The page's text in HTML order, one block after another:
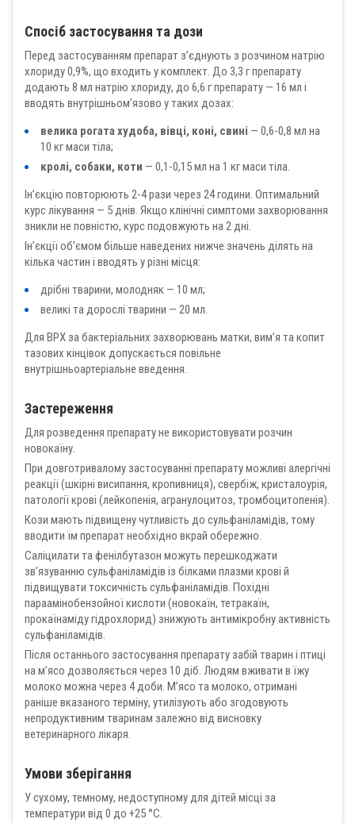
Спосіб застосування та дози
Перед застосуванням препарат з’єднують з розчином натрію
хлориду 0,9%, що входить у комплект. До 3,3 г препарату
додають 8 мл натрію хлориду, до 6,6 г препарату — 16 мл і
вводять внутрішньом’язово у таких дозах:
велика рогата худоба, вівці, коні, свині — 0,6-0,8 мл на
10 кг маси тіла;
кролі, собаки, коти — 0,1-0,15 мл на 1 кг маси тіла.
Ін’єкцію повторюють 2-4 рази через 24 години. Оптимальний
курс лікування — 5 днів. Якщо клінічні симптоми захворювання
зникли не повністю, курс подовжують на 2 дні.
Ін’єкції об’ємом більше наведених нижче значень ділять на
кілька частин і вводять у різні місця:
дрібні тварини, молодняк — 10 мл;
великі та дорослі тварини — 20 мл.
Для ВРХ за бактеріальних захворювань матки, вим’я та копит
тазових кінцівок допускається повільне
внутрішньоартеріальне введення.
Застереження
Для розведення препарату не використовувати розчин
новокаїну.
При довготривалому застосуванні препарату можливі алергічні
реакції (шкірні висипання, кропивниця), свербіж, кристалоурія,
патології крові (лейкопенія, агранулоцитоз, тромбоцитопенія).
Кози мають підвищену чутливість до сульфаніламідів, тому
вводити їм препарат необхідно вкрай обережно.
Саліцилати та фенілбутазон можуть перешкоджати
зв’язуванню сульфаніламідів із білками плазми крові й
підвищувати токсичність сульфаніламідів. Похідні
параамінобензойної кислоти (новокаїн, тетракаїн,
прокаїнаміду гідрохлорид) знижують антимікробну активність
сульфаніламідів.
Після останнього застосування препарату забій тварин і птиці
на м’ясо дозволяється через 10 діб. Людям вживати в їжу
молоко можна через 4 доби. М’ясо та молоко, отримані
раніше вказаного терміну, утилізують або згодовують
непродуктивним тваринам залежно від висновку
ветеринарного лікаря.
Умови зберігання
У сухому, темному, недоступному для дітей місці за
температури від 0 до +25 °С.